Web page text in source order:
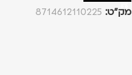
מק”ט: 8714612110225